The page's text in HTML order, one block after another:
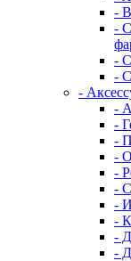
-
-
-
-
-
-
-
-
-
-
-
-
-
-
-